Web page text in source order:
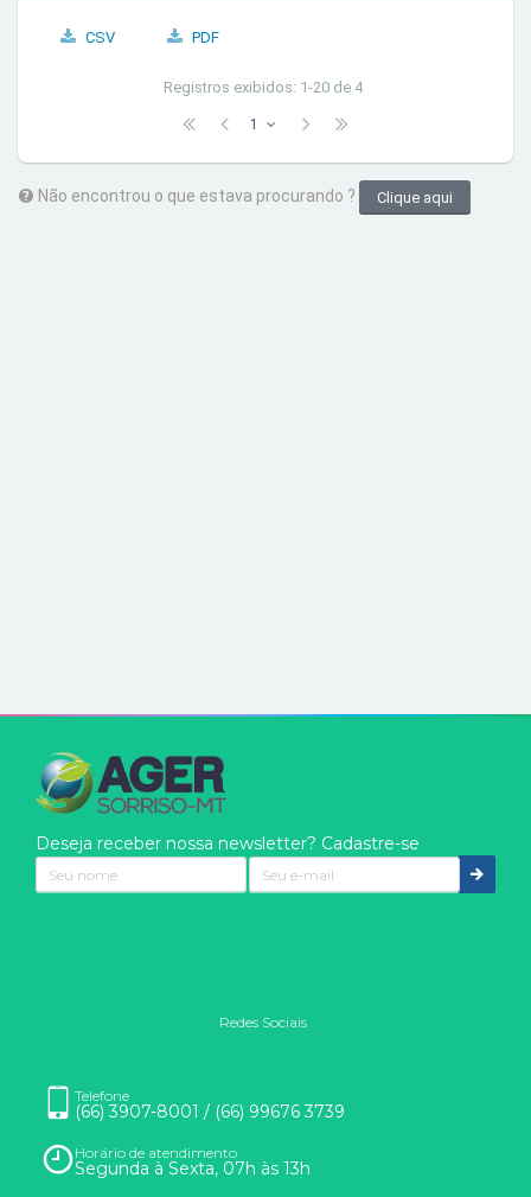
CSV PDF
Registros exibidos: 1-20 de 4
1
Não encontrou o que estava procurando ? Clique aqui
Deseja receber nossa newsletter? Cadastre-se
Redes Sociais
Telefone
(66) 3907-8001 / (66) 99676 3739
Horário de atendimento
Segunda à Sexta, 07h às 13h
Eles são usados para aprimorar a sua experiência. Ao clicar
em entendi ou continuar na página, você concorda com o uso
de cookies.
Saber mais